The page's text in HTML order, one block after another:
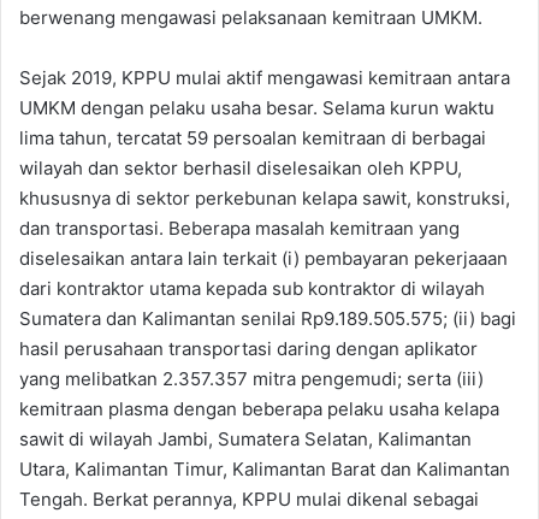
berwenang mengawasi pelaksanaan kemitraan UMKM.
Sejak 2019, KPPU mulai aktif mengawasi kemitraan antara
UMKM dengan pelaku usaha besar. Selama kurun waktu
lima tahun, tercatat 59 persoalan kemitraan di berbagai
wilayah dan sektor berhasil diselesaikan oleh KPPU,
khususnya di sektor perkebunan kelapa sawit, konstruksi,
dan transportasi. Beberapa masalah kemitraan yang
diselesaikan antara lain terkait (i) pembayaran pekerjaaan
dari kontraktor utama kepada sub kontraktor di wilayah
Sumatera dan Kalimantan senilai Rp9.189.505.575; (ii) bagi
hasil perusahaan transportasi daring dengan aplikator
yang melibatkan 2.357.357 mitra pengemudi; serta (iii)
kemitraan plasma dengan beberapa pelaku usaha kelapa
sawit di wilayah Jambi, Sumatera Selatan, Kalimantan
Utara, Kalimantan Timur, Kalimantan Barat dan Kalimantan
Tengah. Berkat perannya, KPPU mulai dikenal sebagai